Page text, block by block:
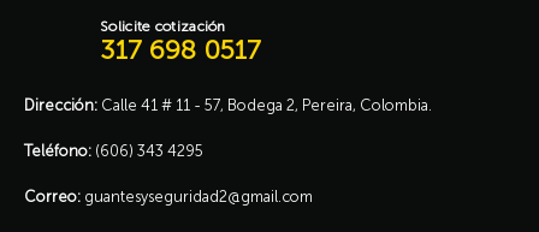
Solicite cotización
317 698 0517
Dirección: Calle 41 # 11 - 57, Bodega 2, Pereira, Colombia.
Teléfono: (606) 343 4295
Correo: guantesyseguridad2@gmail.com